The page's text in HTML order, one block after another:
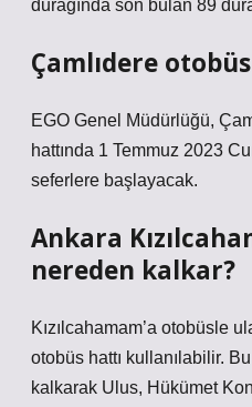
durağında son bulan 89
Çamlıdere
EGO Genel Müdürlüğü,
hattında 1 Temmuz 2023
seferlere başlayacak.
Ankara
nereden kalkar?
Kızılcahamam’a otobüsle
otobüs hattı kullanılabilir.
kalkarak Ulus, Hükümet